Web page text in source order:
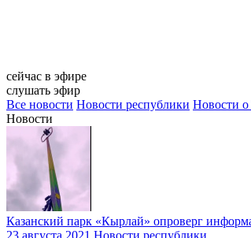
сейчас в эфире
слушать эфир
Все новости Новости республики Новости
Новости
Казанский парк «Кырлай» опроверг